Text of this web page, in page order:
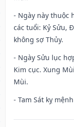
- Ngày này thuộc
các tuổi: Kỷ Sửu,
không sợ Thủy.
- Ngày Sửu lục
Kim cục. Xung
Mùi.
- Tam Sát kỵ